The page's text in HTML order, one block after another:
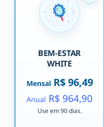
BEM-ESTAR
WHITE
MensalR$ 96,49
Anual R$ 964,90
Use em 90 dias.